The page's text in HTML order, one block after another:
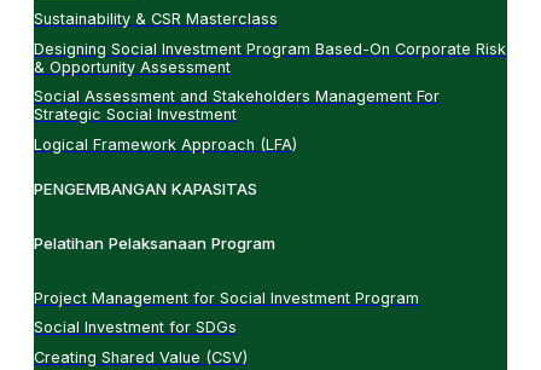
Sustainability & CSR Masterclass
Designing Social Investment Program Based-On Corporate Risk
& Opportunity Assessment
Social Assessment and Stakeholders Management For
Strategic Social Investment
Logical Framework Approach (LFA)
PENGEMBANGAN KAPASITAS
Pelatihan Pelaksanaan Program
Project Management for Social Investment Program
Social Investment for SDGs
Creating Shared Value (CSV)